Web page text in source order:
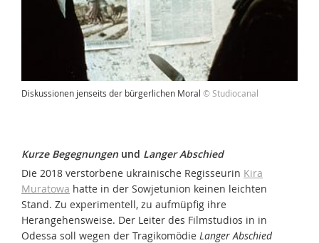
Diskussionen jenseits der bürgerlichen Moral © Studiocanal
Kurze Begegnungen und Langer Abschied
Die 2018 verstorbene ukrainische Regisseurin Kira
Muratowa hatte in der Sowjetunion keinen leichten
Stand. Zu experimentell, zu aufmüpfig ihre
Herangehensweise. Der Leiter des Filmstudios in in
Odessa soll wegen der Tragikomödie Langer Abschied